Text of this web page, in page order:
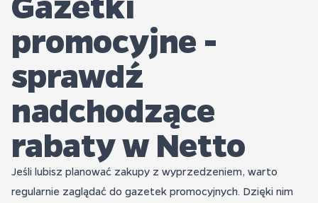
promocyjne -
sprawdź
nadchodzące
rabaty w Netto
Jeśli lubisz planować zakupy z wyprzedzeniem, warto
regularnie zaglądać do gazetek promocyjnych. Dzięki nim